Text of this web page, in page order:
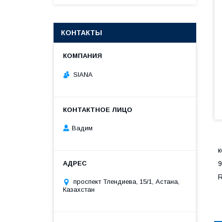
КОНТАКТЫ
SIANA
Вадим
проспект Тлендиева, 15/1, Астана,
Казахстан